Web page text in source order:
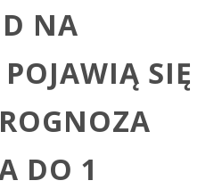
NA
SIĘ
DO 1